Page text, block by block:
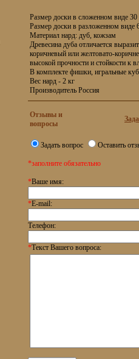
Размер доски в сложенном виде 30
Размер доски в разложенном виде
Материал нард: дуб, кожзам
Древесина дуба отличается
коричневый или желтовато-
высокой прочности и стойкости к
В комплекте фишки, игральные
Вес нард - 2 кг
Производитель Россия
Отзывы и
вопросы
Задать вопрос Оставить
*заполните обязательно
*Ваше имя:
*E-mail:
Телефон:
*Текст Вашего вопроса: